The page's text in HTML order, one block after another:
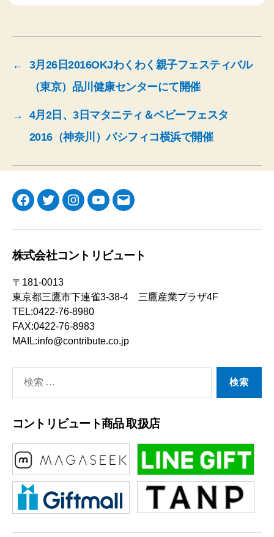
←
3月26日2016OKJわくわく親子フェスティバル
（東京）品川健康センターにて開催
→
4月2日、3日マタニティ＆ベビーフェスタ
2016（神奈川）パシフィコ横浜で開催
Facebook
TwitterInstagramYouTube
メ
株式会社コントリビュート
〒181-0013
東京都三鷹市下連雀3-38-4 三鷹産業プラザ4F
TEL:0422-76-8980
FAX:0422-76-8983
MAIL:info@contribute.co.jp
索
コントリビュート商品 取扱店